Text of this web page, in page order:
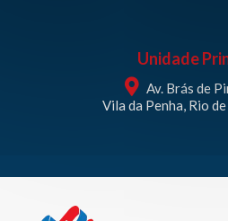
Unidade
Av. Brás de
Vila da Penha, Rio